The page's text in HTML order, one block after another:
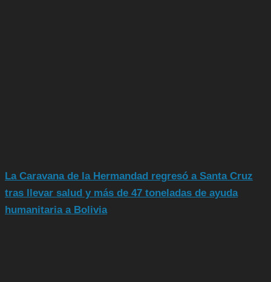
La Caravana de la Hermandad regresó a Santa Cruz
tras llevar salud y más de 47 toneladas de ayuda
humanitaria a Bolivia